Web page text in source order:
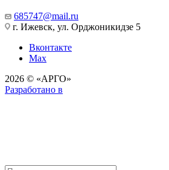
685747@mail.ru
г. Ижевск, ул. Орджоникидзе 5
Вконтакте
Max
2026 © «АРГО»
Разработано в